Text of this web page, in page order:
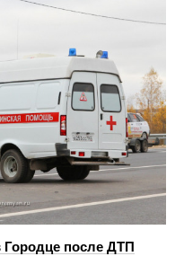
Городце после ДТП